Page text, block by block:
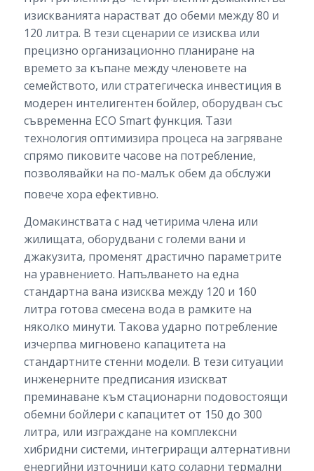
изискванията нарастват до обеми между 80 и
120 литра. В тези сценарии се изисква или
прецизно организационно планиране на
времето за къпане между членовете на
семейството, или стратегическа инвестиция в
модерен интелигентен бойлер, оборудван със
съвременна ECO Smart функция. Тази
технология оптимизира процеса на загряване
спрямо пиковите часове на потребление,
позволявайки на по-малък обем да обслужи
повече хора ефективно.
Домакинствата с над четирима члена или
жилищата, оборудвани с големи вани и
джакузита, променят драстично параметрите
на уравнението. Напълването на една
стандартна вана изисква между 120 и 160
литра готова смесена вода в рамките на
няколко минути. Такова ударно потребление
изчерпва мигновено капацитета на
стандартните стенни модели. В тези ситуации
инженерните предписания изискват
преминаване към стационарни подовостоящи
обемни бойлери с капацитет от 150 до 300
литра, или изграждане на комплексни
хибридни системи, интегриращи алтернативни
енергийни източници като соларни термални